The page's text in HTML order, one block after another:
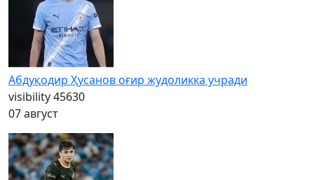
Абдуқодир Ҳусанов оғир жудоликка учради
visibility45630
07 август